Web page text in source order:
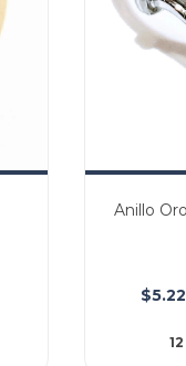
Anillo
12